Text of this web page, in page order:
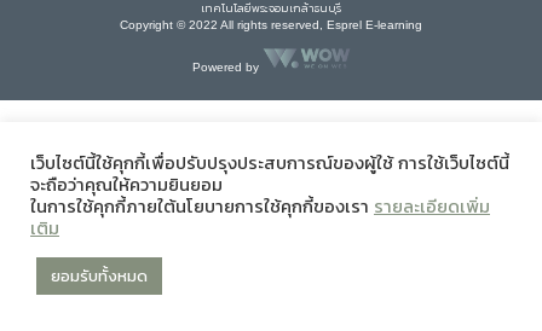
เทคโนโลยีพระจอมเกล้าธนบุรี
Copyright © 2022 All rights reserved, Esprel E-learning
Powered by
เว็บไซต์นี้ใช้คุกกี้เพื่อปรับปรุงประสบการณ์ของผู้ใช้ การใช้เว็บไซต์นี้
จะถือว่าคุณให้ความยินยอม
ในการใช้คุกกี้ภายใต้นโยบายการใช้คุกกี้ของเรา รายละเอียดเพิ่ม
เติม
ยอมรับทั้งหมด